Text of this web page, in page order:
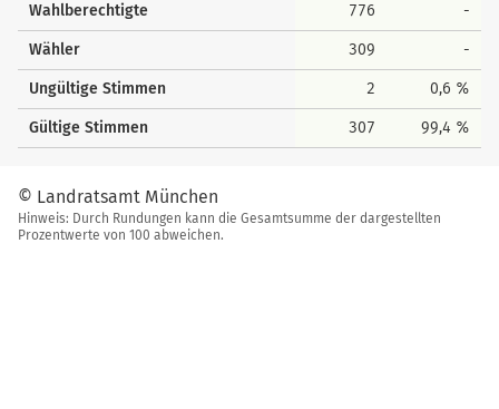
Wahlberechtigte 776 -
Wähler 309 -
Ungültige Stimmen 2 0,6 %
Gültige Stimmen 307 99,4 %
© Landratsamt München
Hinweis: Durch Rundungen kann die Gesamtsumme der dargestellten
Prozentwerte von 100 abweichen.